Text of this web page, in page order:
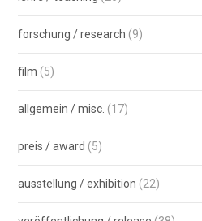
forschung / research (9)
film (5)
allgemein / misc. (17)
preis / award (5)
ausstellung / exhibition (22)